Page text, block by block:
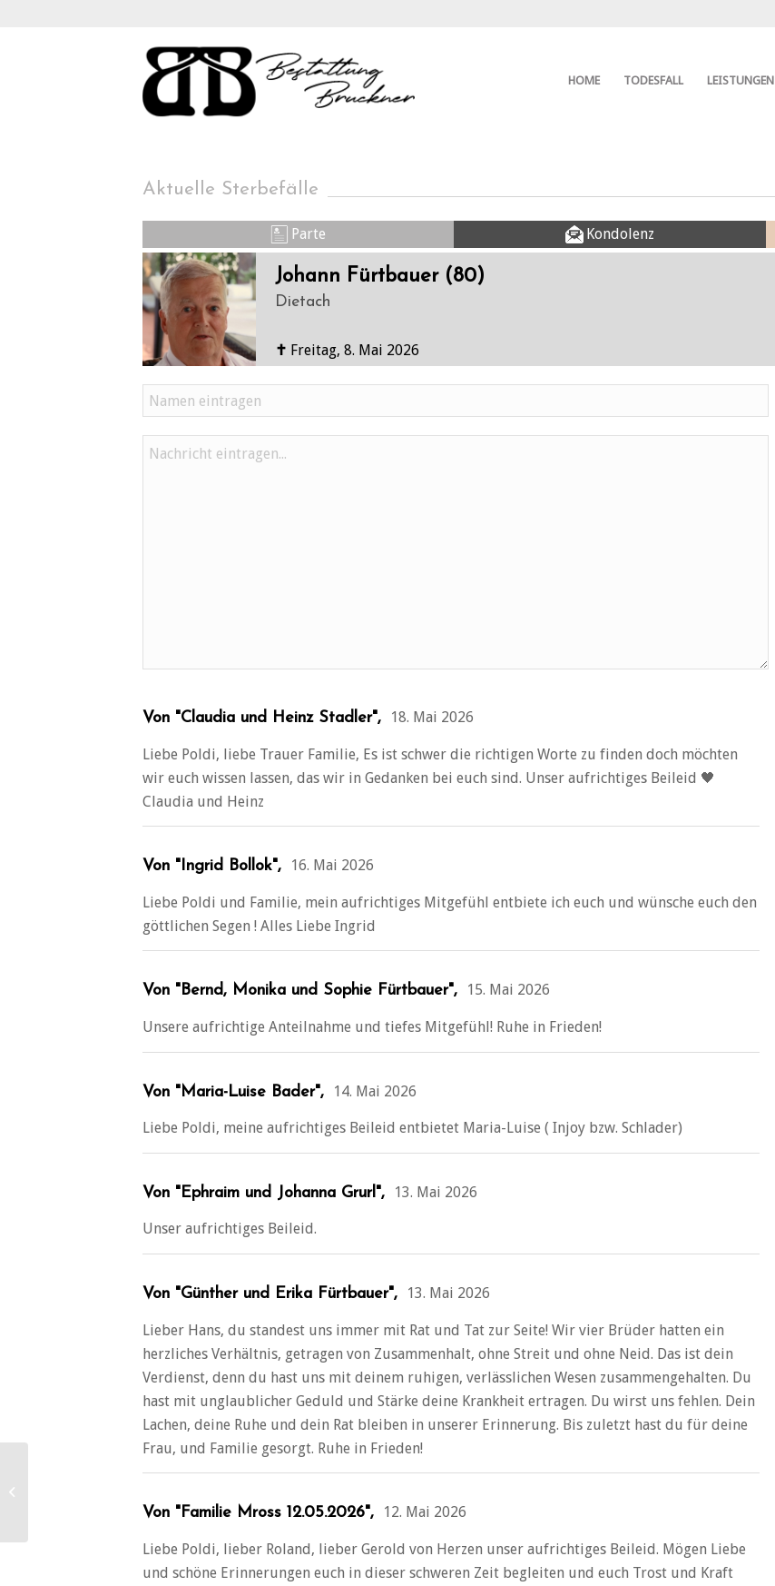
HOME TODESFALL LEISTUNGEN
Aktuelle Sterbefälle
Parte Kondolenz
Johann Fürtbauer (80)
Dietach
✝ Freitag, 8. Mai 2026
Von "Claudia und Heinz Stadler", 18. Mai 2026
Liebe Poldi, liebe Trauer Familie, Es ist schwer die richtigen Worte zu finden doch möchten
wir euch wissen lassen, das wir in Gedanken bei euch sind. Unser aufrichtiges Beileid 🖤
Claudia und Heinz
Von "Ingrid Bollok", 16. Mai 2026
Liebe Poldi und Familie, mein aufrichtiges Mitgefühl entbiete ich euch und wünsche euch den
göttlichen Segen ! Alles Liebe Ingrid
Von "Bernd, Monika und Sophie Fürtbauer", 15. Mai 2026
Unsere aufrichtige Anteilnahme und tiefes Mitgefühl! Ruhe in Frieden!
Von "Maria-Luise Bader", 14. Mai 2026
Liebe Poldi, meine aufrichtiges Beileid entbietet Maria-Luise ( Injoy bzw. Schlader)
Von "Ephraim und Johanna Grurl", 13. Mai 2026
Unser aufrichtiges Beileid.
Von "Günther und Erika Fürtbauer", 13. Mai 2026
Lieber Hans, du standest uns immer mit Rat und Tat zur Seite! Wir vier Brüder hatten ein
herzliches Verhältnis, getragen von Zusammenhalt, ohne Streit und ohne Neid. Das ist dein
Verdienst, denn du hast uns mit deinem ruhigen, verlässlichen Wesen zusammengehalten. Du
hast mit unglaublicher Geduld und Stärke deine Krankheit ertragen. Du wirst uns fehlen. Dein
Lachen, deine Ruhe und dein Rat bleiben in unserer Erinnerung. Bis zuletzt hast du für deine
Frau, und Familie gesorgt. Ruhe in Frieden!
Von "Familie Mross 12.05.2026", 12. Mai 2026
Liebe Poldi, lieber Roland, lieber Gerold von Herzen unser aufrichtiges Beileid. Mögen Liebe
und schöne Erinnerungen euch in dieser schweren Zeit begleiten und euch Trost und Kraft